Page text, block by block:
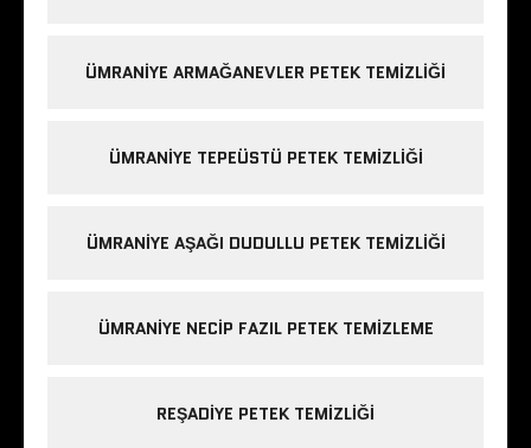
ÜMRANIYE ARMAĞANEVLER PETEK TEMIZLIĞI
ÜMRANIYE TEPEÜSTÜ PETEK TEMIZLIĞI
ÜMRANIYE AŞAĞI DUDULLU PETEK TEMIZLIĞI
ÜMRANIYE NECIP FAZIL PETEK TEMIZLEME
REŞADIYE PETEK TEMIZLIĞI